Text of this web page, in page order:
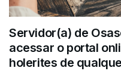
Servidor(a) de
acessar o portal
holerites de